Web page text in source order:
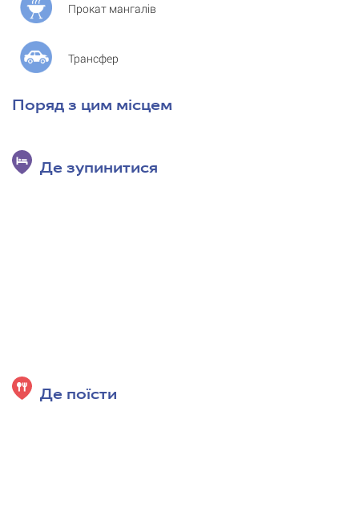
Прокат мангалів
Трансфер
Поряд з цим місцем
Де зупинитися
Де поїсти